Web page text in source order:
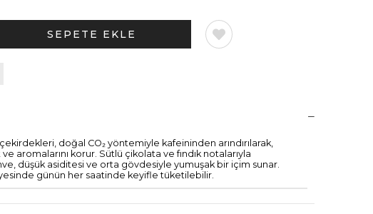
doğal CO₂ yöntemiyle kafeininden arındırılarak,
aromalarını korur. Sütlü çikolata ve fındık notalarıyla
düşük asiditesi ve orta gövdesiyle yumuşak bir içim sunar.
günün her saatinde keyifle tüketilebilir.